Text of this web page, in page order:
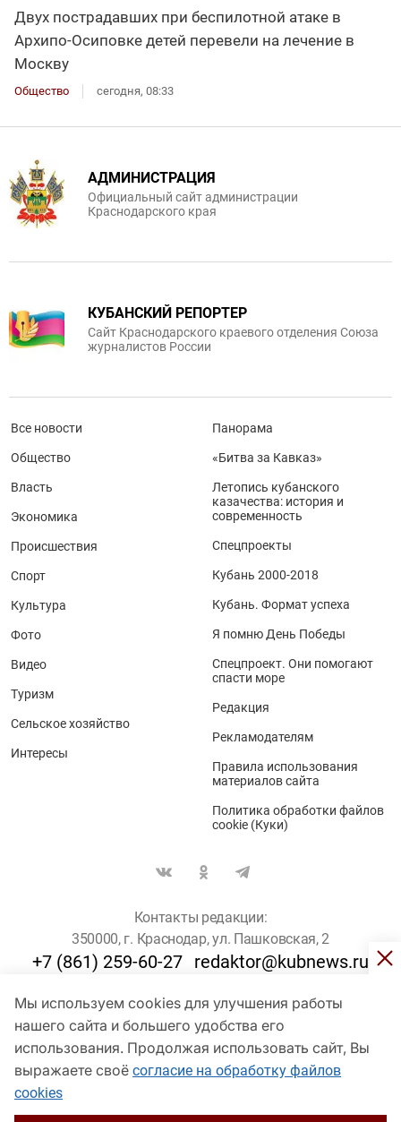
Двух пострадавших при беспилотной атаке в
Архипо-Осиповке детей перевели на лечение в
Москву
Общество сегодня, 08:33
Мы используем cookies для улучшения работы
нашего сайта и большего удобства его
использования. Продолжая использовать сайт, Вы
выражаете своё согласие на обработку файлов
cookies
АДМИНИСТРАЦИЯ
Официальный сайт администрации
Краснодарского края
КУБАНСКИЙ РЕПОРТЕР
Сайт Краснодарского краевого отделения Союза
журналистов России
Все новости
Общество
Власть
Экономика
Происшествия
Спорт
Культура
Фото
Видео
Туризм
Сельское хозяйство
Интересы
Панорама
«Битва за Кавказ»
Летопись кубанского
казачества: история и
современность
Спецпроекты
Кубань 2000-2018
Кубань. Формат успеха
Я помню День Победы
Спецпроект. Они помогают
спасти море
Редакция
Рекламодателям
Правила использования
материалов сайта
Политика обработки файлов
cookie (Куки)
Контакты редакции:
350000, г. Краснодар, ул. Пашковская, 2
+7 (861) 259-60-27 redaktor@kubnews.ru
Для пользователей старше 16 лет
© Кубанские Новости, 2017
Сетевое издание «kubnews» зарегистрировано Федеральной
службой по надзору в сфере связи, информационных технологий
и массовых коммуникаций (Роскомнадзор). Регистрационный